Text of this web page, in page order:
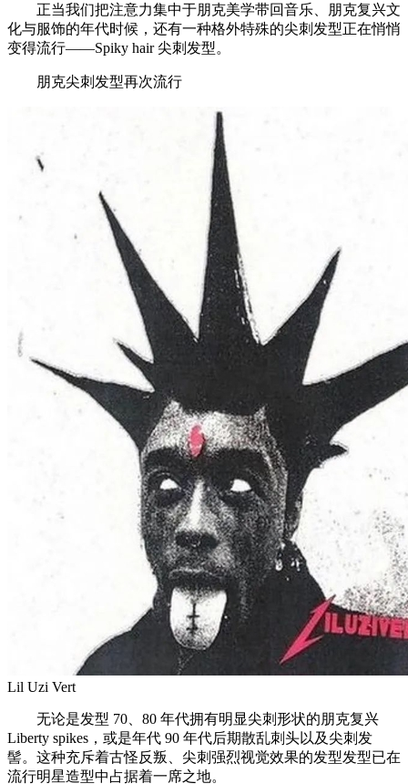
正当我们把注意力集中于朋克美学带回音乐、朋克复兴文
化与服饰的年代时候，还有一种格外特殊的尖刺发型正在悄悄
变得流行——Spiky hair 尖刺发型。
朋克尖刺发型再次流行
Lil Uzi Vert
无论是发型 70、80 年代拥有明显尖刺形状的朋克复兴
Liberty spikes，或是年代 90 年代后期散乱刺头以及尖刺发
髻。这种充斥着古怪反叛、尖刺强烈视觉效果的发型发型已在
流行明星造型中占据着一席之地。